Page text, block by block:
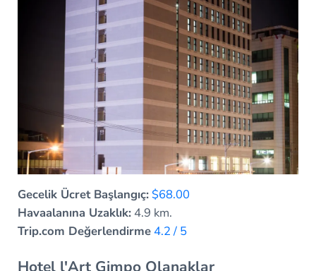
Gecelik Ücret Başlangıç: $68.00
Havaalanına Uzaklık:4.9 km.
Trip.com Değerlendirme 4.2 / 5
Hotel l'Art Gimpo Olanaklar